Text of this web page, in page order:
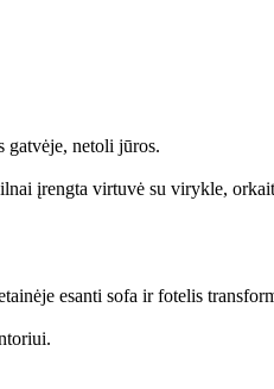
gatvėje, netoli jūros.
įrengta virtuvė su virykle,
esanti sofa ir fotelis